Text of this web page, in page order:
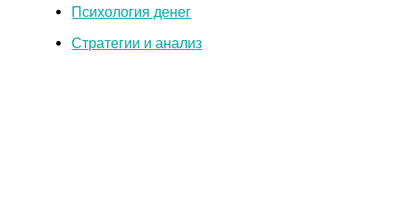
Психология денег
Стратегии и анализ